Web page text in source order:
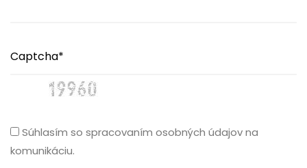
Súhlasím so spracovaním osobných údajov na
komunikáciu.